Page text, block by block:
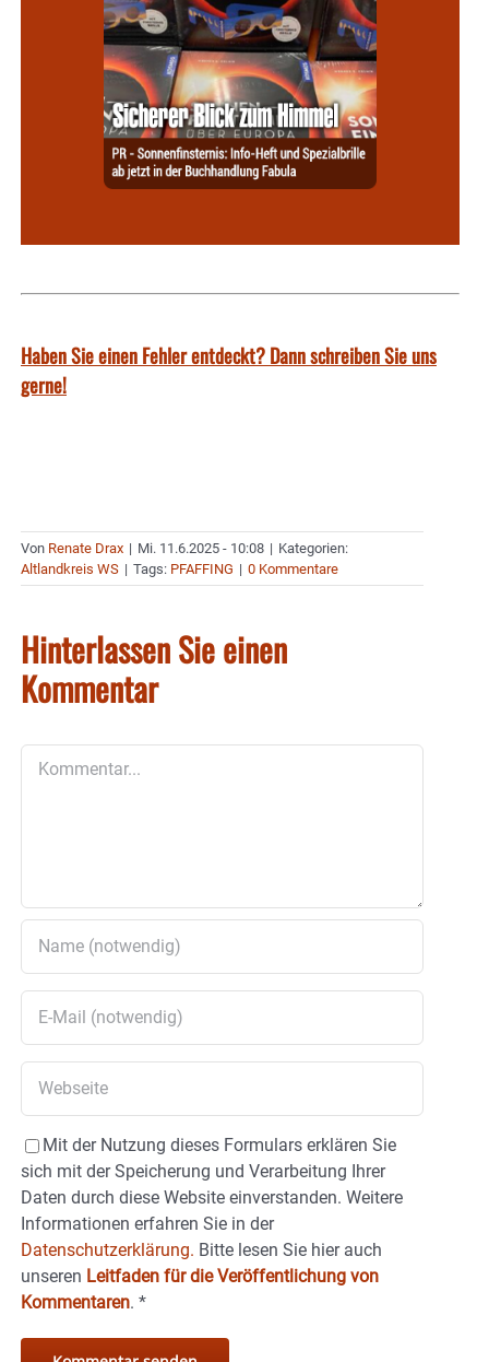
Haben Sie einen Fehler entdeckt? Dann schreiben Sie uns
gerne!
Von Renate Drax | Mi. 11.6.2025 - 10:08 | Kategorien:
Altlandkreis WS | Tags: PFAFFING | 0 Kommentare
Hinterlassen Sie einen
Kommentar
Mit der Nutzung dieses Formulars erklären Sie
sich mit der Speicherung und Verarbeitung Ihrer
Daten durch diese Website einverstanden. Weitere
Informationen erfahren Sie in der
Datenschutzerklärung. Bitte lesen Sie hier auch
unseren Leitfaden für die Veröffentlichung von
Kommentaren. *